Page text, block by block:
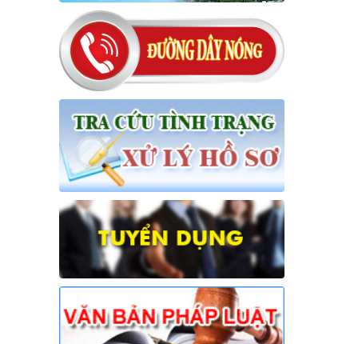
16/NQ-HĐND
Nghị quyết về việc đề nghị điều
chỉnh, bổ sung dự toán thu ngân
sách nhà nước, chi ngân sách địa
phương đợt 1 năm 2026 trên địa bàn
xã
Thời gian đăng: 31/07/2026
lượt xem: 26 | lượt tải:15
17/NQ-HĐND
Nghị quyết về điều chỉnh, không tiếp
tục thực hiện một số chỉ tiêu và bổ
sung giải pháp thực hiện kế hoạch
phát triển KTXH-QPAN năm 2026
trên địa bàn xã Hưng Thịnh
Thời gian đăng: 31/07/2026
lượt xem: 23 | lượt tải:13
18/NQ-HĐND
Nghị quyết về việc điều chỉnh, bổ
sung Kế hoạch đầu tư công năm